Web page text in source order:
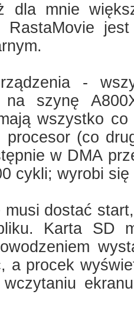
dla mnie
RastaMovie
-
na szynę
wszystko
(co
w DMA
cykli; wyrobi się
dostać
Karta SD
a procek